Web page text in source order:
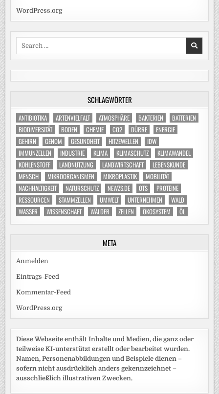
WordPress.org
SCHLAGWÖRTER
ANTIBIOTIKA ARTENVIELFALT ATMOSPHÄRE BAKTERIEN
BATTERIEN
BIODIVERSITÄT
BODEN CHEMIE CO2 DÜRRE
ENERGIE
GEHIRN
GENOM GESUNDHEIT HITZEWELLEN
IDW
IMMUNZELLEN
INDUSTRIE KLIMA KLIMASCHUTZ
KLIMAWANDEL
KOHLENSTOFF
LANDNUTZUNG LANDWIRTSCHAFT
LEBENSKUNDE
MENSCH
MIKROORGANISMEN MIKROPLASTIK
MOBILITÄT
NACHHALTIGKEIT
NATURSCHUTZ NEWZS.DE OTS
PROTEINE
RESSOURCEN
STAMMZELLEN UMWELT UNTERNEHMEN
WALD
WASSER
WISSENSCHAFT WÄLDER ZELLEN ÖKOSYSTEM ÖL
META
Anmelden
Eintrags-Feed
Kommentar-Feed
WordPress.org
Diese Webseite enthält Inhalte und Medien, die ganz oder
teilweise KI-unterstützt erstellt oder bearbeitet wurden.
Namen, Personenabbildungen und Beispiele dienen –
sofern nicht ausdrücklich anders gekennzeichnet –
ausschließlich illustrativen Zwecken.